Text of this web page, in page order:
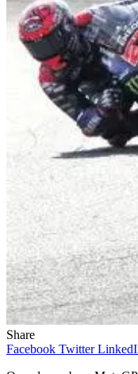
Share
Facebook Twitter